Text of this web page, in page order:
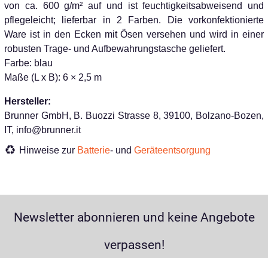
von ca. 600 g/m² auf und ist feuchtigkeitsabweisend und
pflegeleicht; lieferbar in 2 Farben. Die vorkonfektionierte
Ware ist in den Ecken mit Ösen versehen und wird in einer
robusten Trage- und Aufbewahrungstasche geliefert.
Farbe: blau
Maße (L x B): 6 × 2,5 m
Hersteller:
Brunner GmbH, B. Buozzi Strasse 8, 39100, Bolzano-Bozen,
IT, info@brunner.it
Hinweise zur Batterie- und Geräteentsorgung
Newsletter abonnieren und keine Angebote
verpassen!